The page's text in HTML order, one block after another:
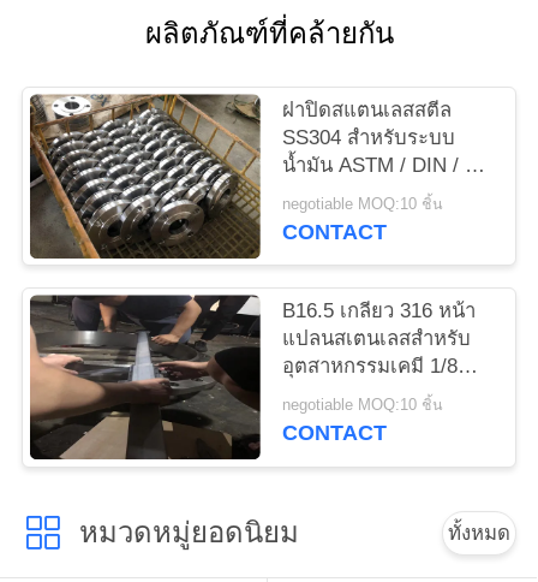
เสนอ
ราคา
แผนผัง
เว็บไซต์
PRIVACY
POLICY
ผลิตภัณฑ์ที่คล้ายกัน
ฝาปิดสแตนเลสสตีล
SS304 สำหรับระบบ
น้ำมัน ASTM / DIN / GB
Standard
negotiable MOQ:10 ชิ้น
CONTACT
B16.5 เกลียว 316 หน้า
แปลนสเตนเลสสำหรับ
อุตสาหกรรมเคมี 1/8
"-80" OD
negotiable MOQ:10 ชิ้น
CONTACT
หมวดหมู่ยอดนิยม ทั้งหมด